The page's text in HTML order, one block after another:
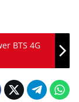
BTS 4G